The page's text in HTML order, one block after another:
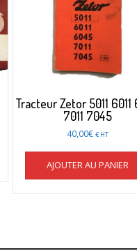
Tracteur Zetor 5011 6011
7011 7045
40,00€ € HT
AJOUTER AU PANIER